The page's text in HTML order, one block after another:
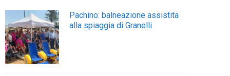
Pachino: balneazione assistita
alla spiaggia di Granelli